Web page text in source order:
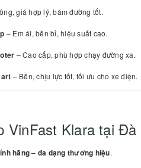
giá hợp lý, bám đường tốt.
– Êm ái, bền bỉ, hiệu suất cao.
– Cao cấp, phù hợp chạy đường xa.
– Bền, chịu lực tốt, tối ưu cho xe điện.
VinFast Klara tại
hãng – đa dạng thương hiệu.